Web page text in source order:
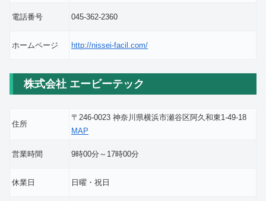
電話番号 045-362-2360
ホームページ http://nissei-facil.com/
株式会社 エービーテック
住所
〒246-0023 神奈川県横浜市瀬谷区阿久和東1-49-18
MAP
営業時間 9時00分～17時00分
休業日 日曜・祝日